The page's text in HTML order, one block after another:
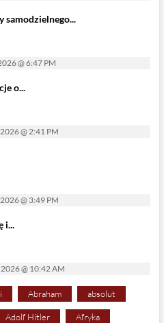
samodzielnego...
@ 6:47 PM
o...
@ 2:41 PM
@ 3:49 PM
i...
@ 10:42 AM
Abraham absolut
Adolf Hitler Afryka